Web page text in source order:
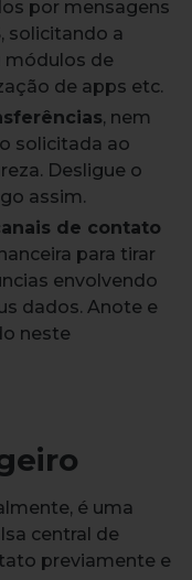
por mensagens
solicitando a
módulos de
de apps etc.
, nem
solicitada ao
Desligue o
assim.
de contato
para tirar
envolvendo
dados. Anote e
neste
é uma
central de
previamente e